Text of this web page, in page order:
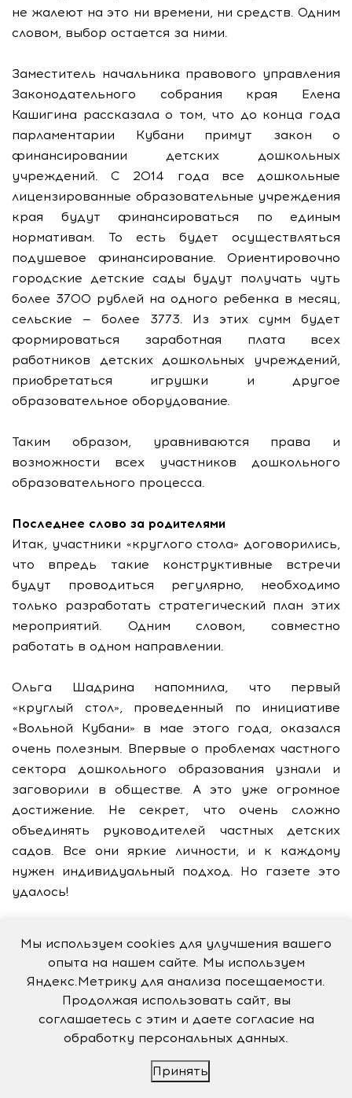
не жалеют на это ни времени, ни средств. Одним
словом, выбор остается за ними.
Заместитель начальника правового управления
Законодательного собрания края Елена
Кашигина рассказала о том, что до конца года
парламентарии Кубани примут закон о
финансировании детских дошкольных
учреждений. С 2014 года все дошкольные
лицензированные образовательные учреждения
края будут финансироваться по единым
нормативам. То есть будет осуществляться
подушевое финансирование. Ориентировочно
городские детские сады будут получать чуть
более 3700 рублей на одного ребенка в месяц,
сельские — более 3773. Из этих сумм будет
формироваться заработная плата всех
работников детских дошкольных учреждений,
приобретаться игрушки и другое
образовательное оборудование.
Таким образом, уравниваются права и
возможности всех участников дошкольного
образовательного процесса.
Последнее слово за родителями
Итак, участники «круглого стола» договорились,
что впредь такие конструктивные встречи
будут проводиться регулярно, необходимо
только разработать стратегический план этих
мероприятий. Одним словом, совместно
работать в одном направлении.
Ольга Шадрина напомнила, что первый
«круглый стол», проведенный по инициативе
«Вольной Кубани» в мае этого года, оказался
очень полезным. Впервые о проблемах частного
сектора дошкольного образования узнали и
заговорили в обществе. А это уже огромное
достижение. Не секрет, что очень сложно
объединять руководителей частных детских
садов. Все они яркие личности, и к каждому
нужен индивидуальный подход. Но газете это
удалось!
профессиональные семинары, директорские
конференции. Нужно обсуждение практических
наработок, которые можно обогатить и
использовать.
предпринимателям в первую очередь нужна
Мы используем cookies для улучшения вашего
опыта на нашем сайте. Мы используем
Яндекс.Метрику для анализа посещаемости.
Продолжая использовать сайт, вы
соглашаетесь с этим и даете согласие на
обработку персональных данных.
Принять